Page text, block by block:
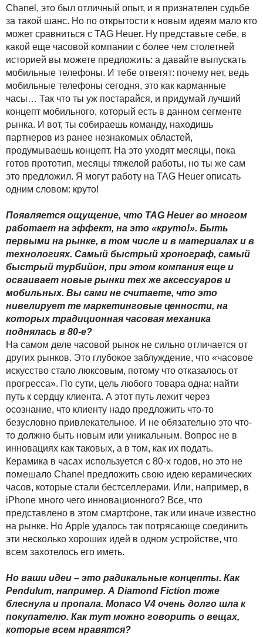
Chanel, это был отличный опыт, и я признателен судьбе
за такой шанс. Но по открытости к новым идеям мало кто
может сравниться с TAG Heuer. Ну представьте себе, в
какой еще часовой компании с более чем столетней
историей вы можете предложить: а давайте выпускать
мобильные телефоны. И тебе ответят: почему нет, ведь
мобильные телефоны сегодня, это как карманные
часы… Так что ты уж постарайся, и придумай лучший
концепт мобильного, который есть в данном сегменте
рынка. И вот, ты собираешь команду, находишь
партнеров из ранее незнакомых областей,
продумываешь концепт. На это уходят месяцы, пока
готов прототип, месяцы тяжелой работы, но ты же сам
это предложил. Я могут работу на TAG Heuer описать
одним словом: круто!
Появляется ощущение, что TAG Heuer во многом
работает на эффект, на это «круто!». Быть
первыми на рынке, в том числе и в материалах и в
технологиях. Самый быстрый хронограф, самый
быстрый турбийон, при этом компания еще и
осваивает новые рынки тех же аксессуаров и
мобильных. Вы сами не считаете, что это
нивелирует те маркетинговые ценности, на
которых традиционная часовая механика
поднялась в 80-е?
На самом деле часовой рынок не сильно отличается от
других рынков. Это глубокое заблуждение, что «часовое
искусство стало люксовым, потому что отказалось от
прогресса». По сути, цель любого товара одна: найти
путь к сердцу клиента. А этот путь лежит через
осознание, что клиенту надо предложить что-то
безусловно привлекательное. И не обязательно это что-
то должно быть новым или уникальным. Вопрос не в
инновациях как таковых, а в том, как их подать.
Керамика в часах используется с 80-х годов, но это не
помешало Chanel предложить свою идею керамических
часов, которые стали бестселлерами. Или, например, в
iPhone много чего инновационного? Все, что
представлено в этом смартфоне, так или иначе известно
на рынке. Но Apple удалось так потрясающе соединить
эти несколько хороших идей в одном устройстве, что
всем захотелось его иметь.
Но ваши идеи – это радикальные концепты. Как
Pendulum, например. А Diamond Fiction тоже
блеснула и пропала. Monaco V4 очень долго шла к
покупателю. Как тут можно говорить о вещах,
которые всем нравятся?